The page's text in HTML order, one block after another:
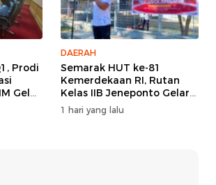
Prodi
Gelar
DAERAH
Semarak HUT ke-81
Kemerdekaan RI, Rutan
Kelas IIB Jeneponto Gelar
Upacara Pembukaan
Pekan Olahraga
1 hari yang lalu